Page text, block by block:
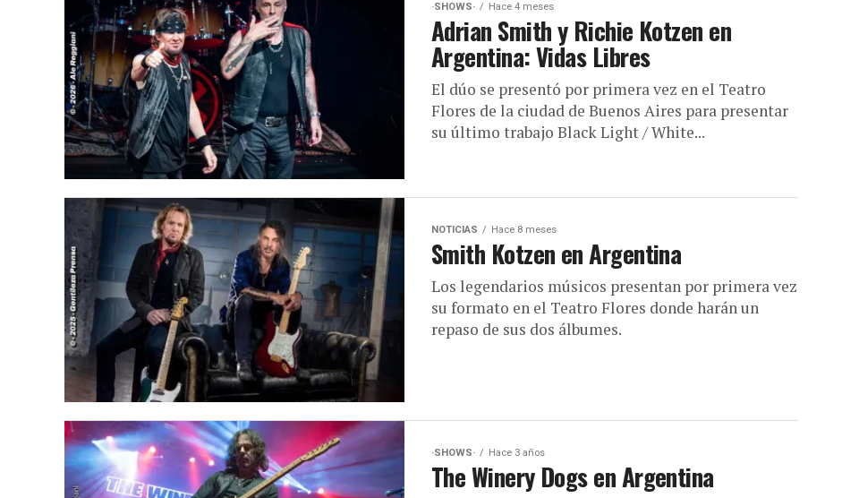
·SHOWS· Hace 4 meses
Adrian Smith y Richie Kotzen en
Argentina: Vidas Libres
El dúo se presentó por primera vez en el Teatro
Flores de la ciudad de Buenos Aires para presentar
su último trabajo Black Light / White...
NOTICIAS Hace 8 meses
Smith Kotzen en Argentina
Los legendarios músicos presentan por primera vez
su formato en el Teatro Flores donde harán un
repaso de sus dos álbumes.
·SHOWS· Hace 3 años
The Winery Dogs en Argentina